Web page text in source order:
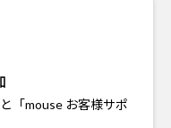
「mouse お客様サポ